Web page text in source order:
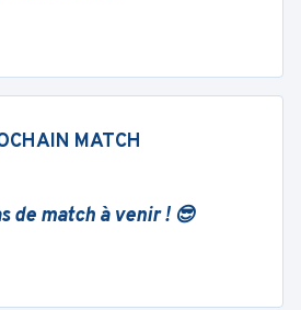
MATCH
de match à venir ! 😎